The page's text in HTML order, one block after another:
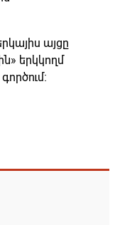
այցը
երկկողմ